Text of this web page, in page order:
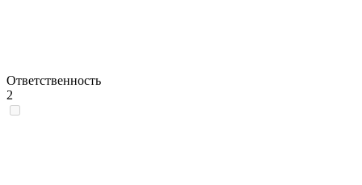
Ответственность
2